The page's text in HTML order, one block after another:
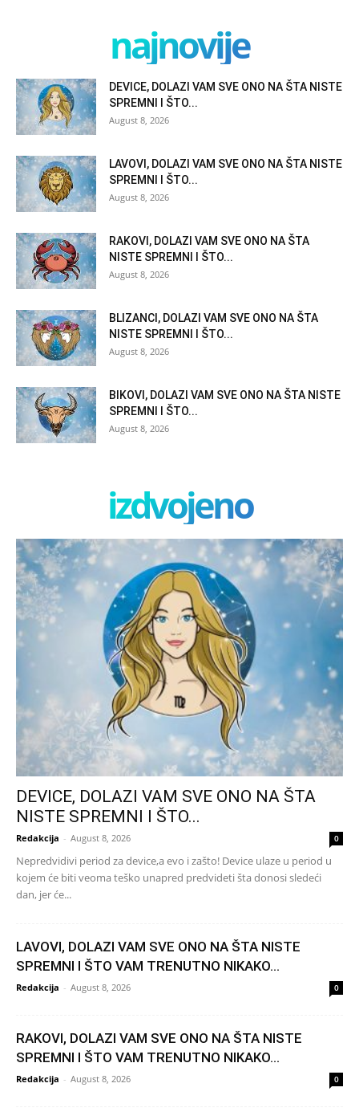
najnovije
DEVICE, DOLAZI VAM SVE ONO NA ŠTA NISTE
SPREMNI I ŠTO...
August 8, 2026
LAVOVI, DOLAZI VAM SVE ONO NA ŠTA NISTE
SPREMNI I ŠTO...
August 8, 2026
RAKOVI, DOLAZI VAM SVE ONO NA ŠTA
NISTE SPREMNI I ŠTO...
August 8, 2026
BLIZANCI, DOLAZI VAM SVE ONO NA ŠTA
NISTE SPREMNI I ŠTO...
August 8, 2026
BIKOVI, DOLAZI VAM SVE ONO NA ŠTA NISTE
SPREMNI I ŠTO...
August 8, 2026
izdvojeno
DEVICE, DOLAZI VAM SVE ONO NA ŠTA
NISTE SPREMNI I ŠTO...
Redakcija - August 8, 2026 0
Nepredvidivi period za device,a evo i zašto! Device ulaze u period u
kojem će biti veoma teško unapred predvideti šta donosi sledeći
dan, jer će...
LAVOVI, DOLAZI VAM SVE ONO NA ŠTA NISTE
SPREMNI I ŠTO VAM TRENUTNO NIKAKO...
Redakcija - August 8, 2026 0
RAKOVI, DOLAZI VAM SVE ONO NA ŠTA NISTE
SPREMNI I ŠTO VAM TRENUTNO NIKAKO...
Redakcija - August 8, 2026 0